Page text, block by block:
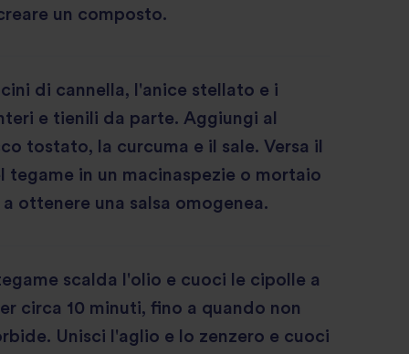
un composto.
di cannella, l'anice stellato e i
e tienili da parte. Aggiungi al
tostato, la curcuma e il sale. Versa il
tegame in un macinaspezie o mortaio
ottenere una salsa omogenea.
scalda l'olio e cuoci le cipolle a
circa 10 minuti, fino a quando non
Unisci l'aglio e lo zenzero e cuoci